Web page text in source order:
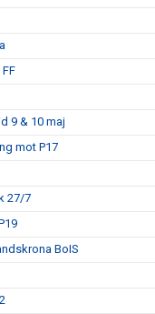
9 & 10 maj
mot P17
27/7
BoIS